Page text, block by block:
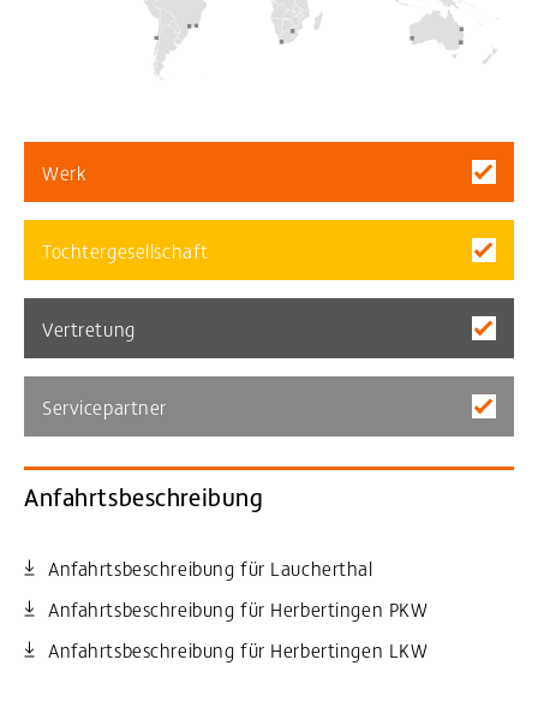
Werk
Tochtergesellschaft
Vertretung
Servicepartner
Anfahrtsbeschreibung
Anfahrtsbeschreibung für Laucherthal
Anfahrtsbeschreibung für Herbertingen PKW
Anfahrtsbeschreibung für Herbertingen LKW